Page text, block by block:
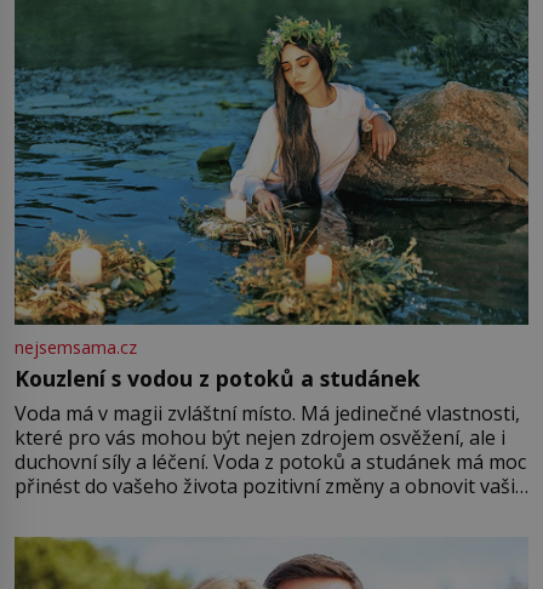
nejsemsama.cz
Kouzlení s vodou z potoků a studánek
Voda má v magii zvláštní místo. Má jedinečné vlastnosti,
které pro vás mohou být nejen zdrojem osvěžení, ale i
duchovní síly a léčení. Voda z potoků a studánek má moc
přinést do vašeho života pozitivní změny a obnovit vaši
můžete obohatit své rituály a přinést do svého života
větší harmonii a klid. Je důležité